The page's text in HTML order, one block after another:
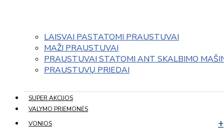
LAISVAI PASTATOMI PRAUSTUVAI
MAŽI PRAUSTUVAI
PRAUSTUVAI STATOMI ANT SKALBIMO
PRAUSTUVŲ PRIEDAI
SUPER AKCIJOS
VALYMO PRIEMONĖS
VONIOS